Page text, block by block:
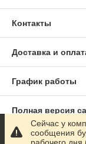
Контакты
Доставка и
График работы
Полная версия
Сайт создан на
Сейчас у
сообщения